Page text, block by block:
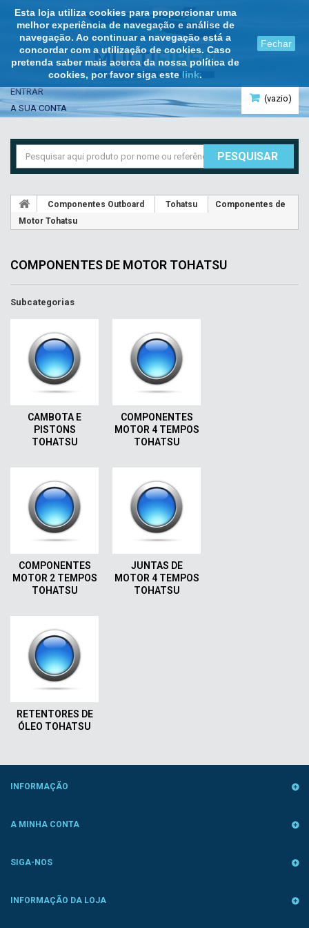
Esta loja utiliza cookies para proporcionar uma
melhor experiência de navegação e análise de
navegação. Ao continuar a navegação está a
concordar com a utilização de cookies. Caso
pretenda saber mais acerca da nossa política de
cookies, por favor siga este link.
Fechar
(vazio)
ENTRAR
A SUA CONTA
PESQUISAR
Componentes Outboard Tohatsu
Componentes de
Motor Tohatsu
COMPONENTES DE MOTOR TOHATSU
Subcategorias
CAMBOTA E
PISTONS
TOHATSU
COMPONENTES
MOTOR 4 TEMPOS
TOHATSU
COMPONENTES
MOTOR 2 TEMPOS
TOHATSU
JUNTAS DE
MOTOR 4 TEMPOS
TOHATSU
RETENTORES DE
ÓLEO TOHATSU
INFORMAÇÃO
A MINHA CONTA
SIGA-NOS
INFORMAÇÃO DA LOJA